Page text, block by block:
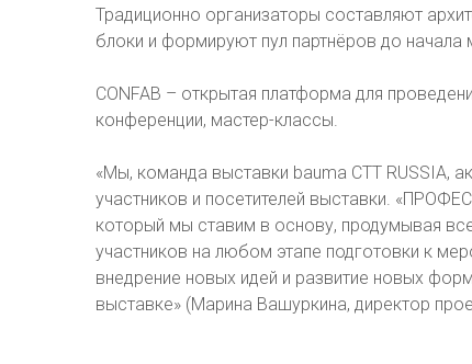
Традиционно организаторы составляют
блоки и формируют пул партнёров до начала
CONFAB – открытая платформа для
конференции, мастер-классы.
«Мы, команда выставки bauma CTT RUSSIA,
участников и посетителей выставки.
который мы ставим в основу, продумывая
участников на любом этапе подготовки к
внедрение новых идей и развитие новых
выставке» (Марина Вашуркина, директор